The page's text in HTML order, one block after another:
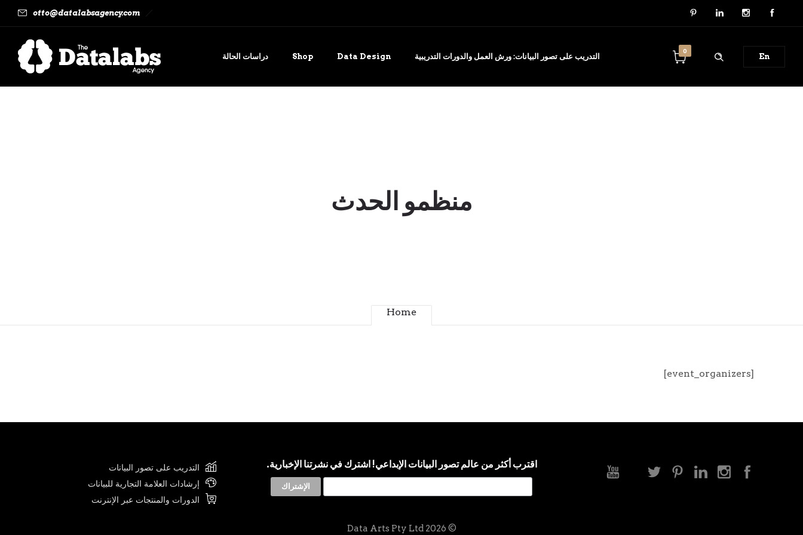
otto@datalabsagency.com
En
0
التدريب على تصور البيانات: ورش العمل والدورات التدريبية Data Design
Shop دراسات الحالة
منظمو الحدث
Home
[event_organizers]
التدريب على تصور البيانات
إرشادات العلامة التجارية للبيانات
الدورات والمنتجات عبر الإنترنت
اقترب أكثر من عالم تصور البيانات الإبداعي! اشترك في نشرتنا الإخبارية.
© 2026 Data Arts Pty Ltd